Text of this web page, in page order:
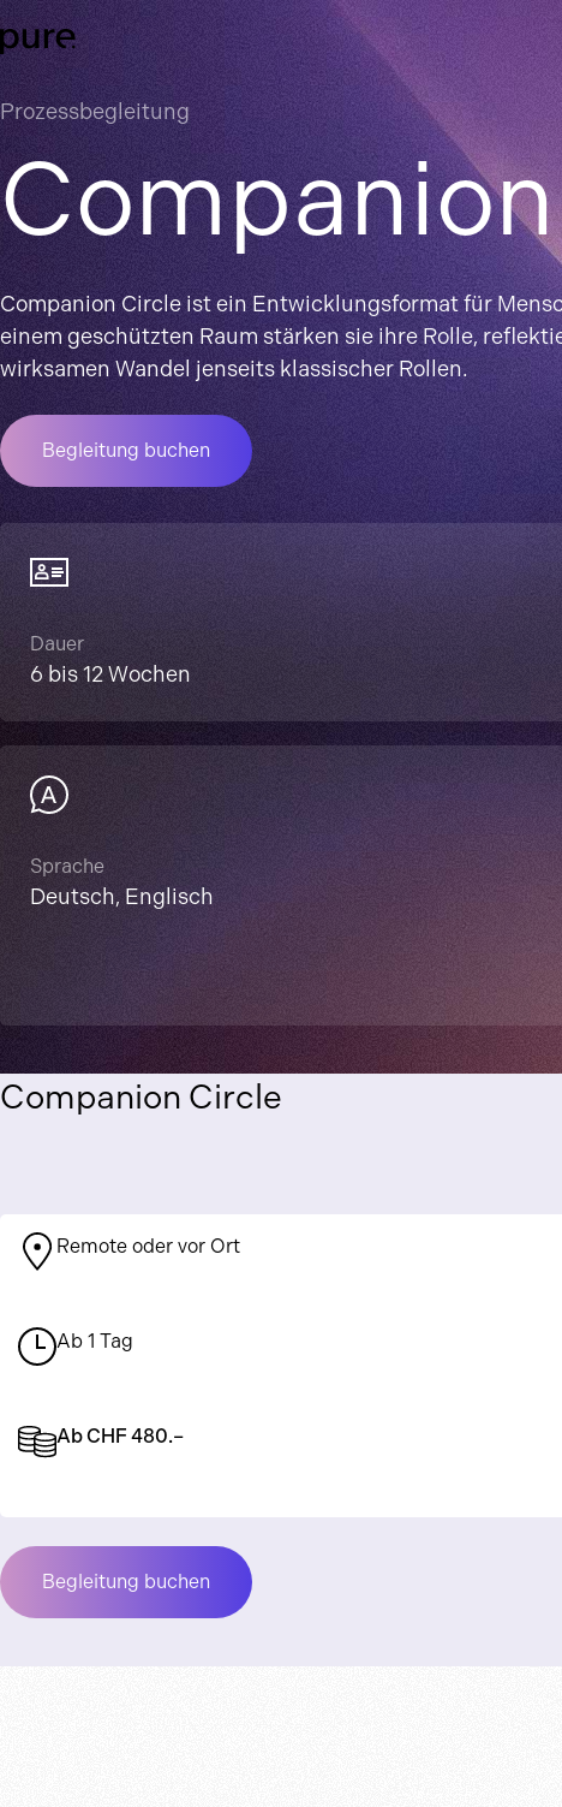
Prozessbegleitung
Companion Circle ist ein Entwicklungsformat für
einem geschützten Raum stärken sie ihre Rolle,
wirksamen Wandel jenseits klassischer Rollen.
Begleitung buchen
Dauer
6 bis 12 Wochen
Sprache
Deutsch, Englisch
Companion Circle
Remote oder vor Ort
Ab 1 Tag
Ab CHF 480.–
Begleitung buchen